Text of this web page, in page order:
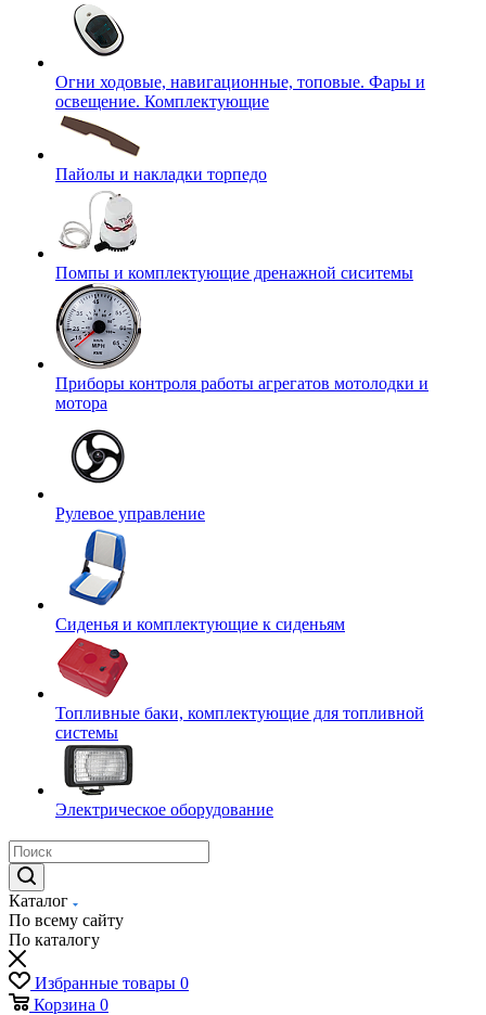
Огни ходовые, навигационные, топовые. Фары и
освещение. Комплектующие
Пайолы и накладки торпедо
Помпы и комплектующие дренажной сиситемы
Приборы контроля работы агрегатов мотолодки и
мотора
Рулевое управление
Сиденья и комплектующие к сиденьям
Топливные баки, комплектующие для топливной
системы
Электрическое оборудование
Каталог
По всему сайту
По каталогу
Избранные товары 0
Корзина 0